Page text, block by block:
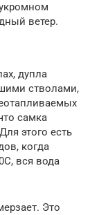
ветер.
дупла
стволами,
самка
этого есть
когда
вся вода
Это